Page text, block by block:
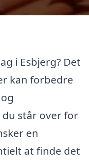
i Esbjerg? Det
kan forbedre
står over for
en
at finde det